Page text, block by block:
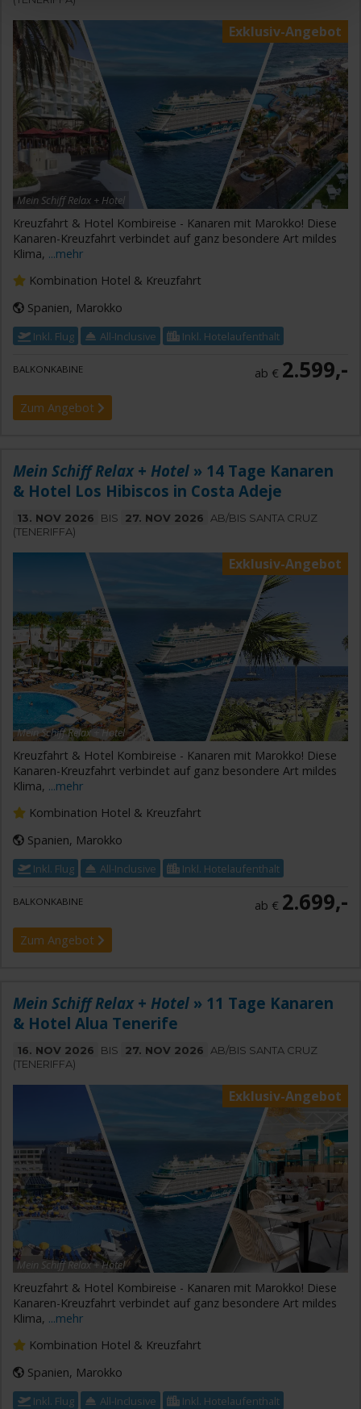
Exklusiv-Angebot
Mein Schiff Relax + Hotel
Kreuzfahrt & Hotel Kombireise - Kanaren mit Marokko! Diese
Kanaren-Kreuzfahrt verbindet auf ganz besondere Art mildes
Klima, ...mehr
Kombination Hotel & Kreuzfahrt
Spanien, Marokko
Inkl. Flug All-Inclusive Inkl. Hotelaufenthalt
BALKONKABINE ab € 2.599,-
Zum Angebot
Mein Schiff Relax + Hotel » 14 Tage Kanaren
& Hotel Los Hibiscos in Costa Adeje
13. NOV 2026 BIS 27. NOV 2026
AB/BIS SANTA CRUZ
(TENERIFFA)
Exklusiv-Angebot
Mein Schiff Relax + Hotel
Kreuzfahrt & Hotel Kombireise - Kanaren mit Marokko! Diese
Kanaren-Kreuzfahrt verbindet auf ganz besondere Art mildes
Klima, ...mehr
Kombination Hotel & Kreuzfahrt
Spanien, Marokko
Inkl. Flug All-Inclusive Inkl. Hotelaufenthalt
BALKONKABINE ab € 2.699,-
Zum Angebot
Mein Schiff Relax + Hotel » 11 Tage Kanaren
& Hotel Alua Tenerife
16. NOV 2026 BIS 27. NOV 2026
AB/BIS SANTA CRUZ
(TENERIFFA)
Exklusiv-Angebot
Mein Schiff Relax + Hotel
Kreuzfahrt & Hotel Kombireise - Kanaren mit Marokko! Diese
Kanaren-Kreuzfahrt verbindet auf ganz besondere Art mildes
Klima, ...mehr
Kombination Hotel & Kreuzfahrt
Spanien, Marokko
Inkl. Flug All-Inclusive Inkl. Hotelaufenthalt